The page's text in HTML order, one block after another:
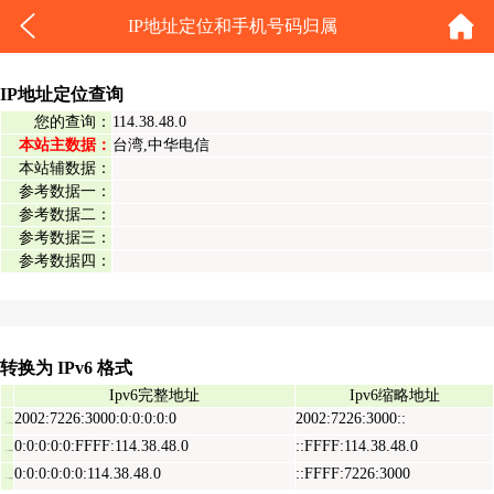
IP地址定位和手机号码归属
IP地址定位查询
您的查询： 114.38.48.0
本站主数据： 台湾,中华电信
本站辅数据：
参考数据一：
参考数据二：
参考数据三：
参考数据四：
转换为 IPv6 格式
Ipv6完整地址 Ipv6缩略地址
2002:7226:3000:0:0:0:0:0 2002:7226:3000::
0:0:0:0:0:FFFF:114.38.48.0 ::FFFF:114.38.48.0
0:0:0:0:0:0:114.38.48.0 ::FFFF:7226:3000